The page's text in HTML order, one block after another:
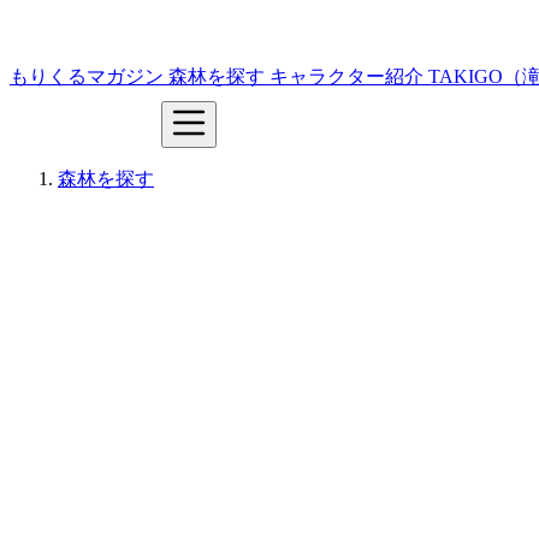
もりくるマガジン 森林を探す キャラクター紹介 TAKIGO（
森林を探す